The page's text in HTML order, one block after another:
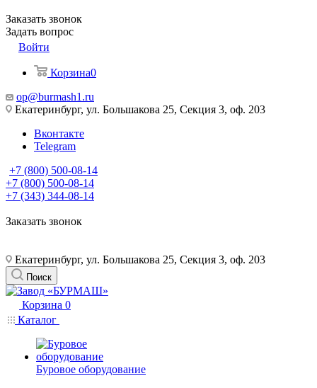
Заказать звонок
Задать вопрос
Войти
Корзина0
op@burmash1.ru
Екатеринбург, ул. Большакова 25, Секция 3, оф. 203
Вконтакте
Telegram
+7 (800) 500-08-14
+7 (800) 500-08-14
+7 (343) 344-08-14
Заказать звонок
Екатеринбург, ул. Большакова 25, Секция 3, оф. 203
Поиск
Корзина 0
Каталог
Буровое оборудование